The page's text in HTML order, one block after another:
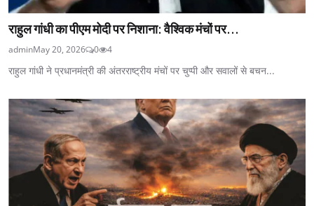
राहुल गांधी का पीएम मोदी पर निशाना: वैश्विक मंचों पर...
adminMay 20, 2026 0 4
राहुल गांधी ने प्रधानमंत्री की अंतरराष्ट्रीय मंचों पर चुप्पी और सवालों से बचन...